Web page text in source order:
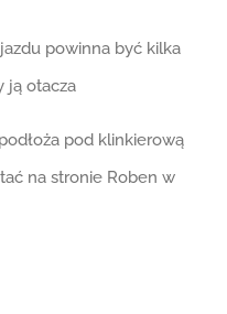
powinna być kilka
ją otacza
pod klinkierową
na stronie Roben w